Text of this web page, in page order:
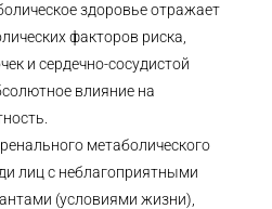
здоровье отражает
факторов риска,
и сердечно-сосудистой
влияние на
метаболического
лиц с неблагоприятными
(условиями жизни),